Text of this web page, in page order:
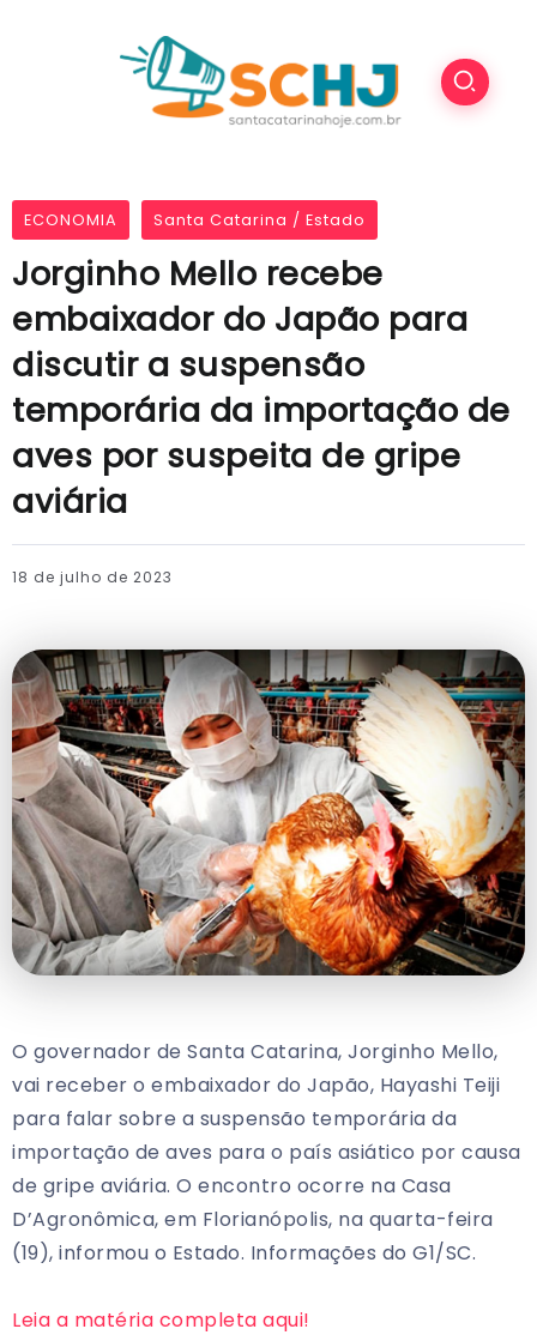
ECONOMIA Santa Catarina / Estado
Jorginho Mello recebe
embaixador do Japão para
discutir a suspensão
temporária da importação de
aves por suspeita de gripe
aviária
18 de julho de 2023
O governador de Santa Catarina, Jorginho Mello,
vai receber o embaixador do Japão, Hayashi Teiji
para falar sobre a suspensão temporária da
importação de aves para o país asiático por causa
de gripe aviária. O encontro ocorre na Casa
D’Agronômica, em Florianópolis, na quarta-feira
(19), informou o Estado. Informações do G1/SC.
Leia a matéria completa aqui!